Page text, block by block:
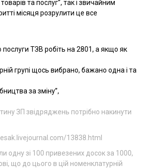
та послуг”, так і звичайним
місяця розрулити це все
ТЗВ робіть на 2801, а якщо як
групі щось вибрано, бажано одна і та
за зміну”,
ЗП звідряджень потрібно накинути
13838.html
одну зі 100 привезених досок за 1000,
що до цього в цій номенклатурній